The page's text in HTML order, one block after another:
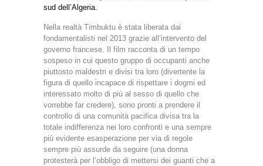
sud dell’Algeria.
Nella realtà Timbuktu è stata liberata dai
fondamentalisti nel 2013 grazie all’intervento del
governo francese. Il film racconta di un tempo
sospeso in cui questo gruppo di occupanti anche
piuttosto maldestri e divisi tra loro (divertente la
figura di quello incapace di rispettare i dogmi ed
interessato molto di più al sesso di quello che
vorrebbe far credere), sono pronti a prendere il
controllo di una comunità pacifica divisa tra la
totale indifferenza nei loro confronti e una sempre
più evidente esasperazione per via di regole
sempre più assurde da seguire (una donna
protesterà per l’obbligo di mettersi dei guanti che a